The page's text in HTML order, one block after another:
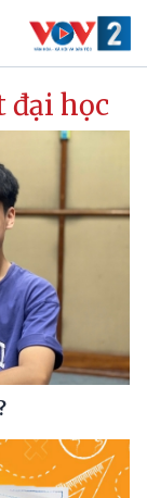
đại học